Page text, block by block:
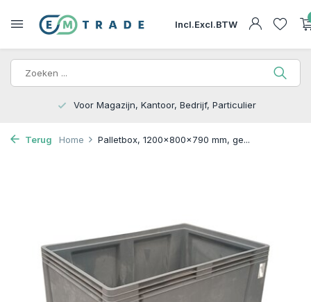
Incl.Excl.BTW
15.000m2 op Voorraad | Bezorgen of Afhalen
Terug Home Palletbox, 1200x800x790 mm, ge...